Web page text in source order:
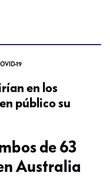
19
en los
público su
de 63
Australia